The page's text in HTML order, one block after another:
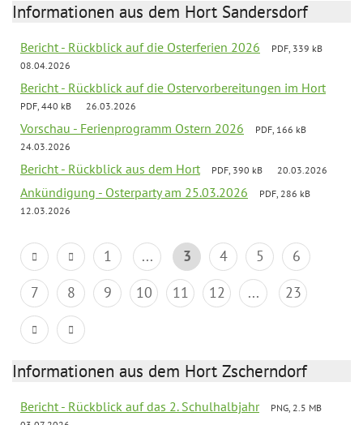
Informationen aus dem Hort Sandersdorf
Bericht - Rückblick auf die Osterferien 2026
PDF, 339 kB
08.04.2026
Bericht - Rückblick auf die Ostervorbereitungen im Hort
PDF, 440 kB 26.03.2026
Vorschau - Ferienprogramm Ostern 2026
PDF, 166 kB
24.03.2026
Bericht - Rückblick aus dem Hort PDF, 390 kB 20.03.2026
Ankündigung - Osterparty am 25.03.2026
PDF, 286 kB
12.03.2026
1 ... 3 4 5
6
7
8 9 10 11 12 ... 23
Informationen aus dem Hort Zscherndorf
Bericht - Rückblick auf das 2. Schulhalbjahr
PNG, 2.5 MB